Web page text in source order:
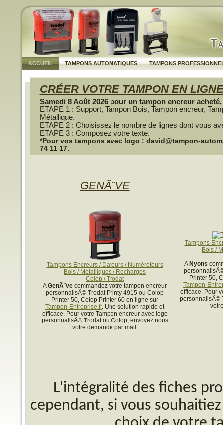
ACCUEIL TAMPONS AUTOMATIQUES TAMPONS
CRÉER VOTRE TAMPON EN LIGNE
Samedi 8 Août 2026 pour un tampon encreur
ETAPE 1 : Support, Tampon Bois, Tampon encreur,
Métallique.
ETAPE 2 : Choisissez le nombre de lignes dont vous
ETAPE 3 : Composez votre texte.
*Pour vos tampons avec logo : david@tampon-
74 11 17.
GENÃ¨VE
Tampons Encreurs / Dateurs / Numéroteurs
Bois / Métalliques / Recharges
Colop / Trodat
AGenÃ¨ve commandez votre tampon encreur
personnalisÃ© Trodat Printy 4915 ou Colop
Printer 50, Colop Printer 60 en ligne sur
Tampon-Entreprise.fr. Une solution rapide et
efficace. Pour votre Tampon encreur avec logo
personnalisÃ© Trodat ou Colop, envoyez nous
votre demande par mail.
Tampons
Bois /
A Nyons
Printer 50,
Tampon-
efficace. Pour
personnalisÃ©
L'intégralité des fiches
cependant, si vous